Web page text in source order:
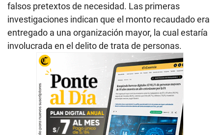
falsos pretextos de necesidad. Las primeras
investigaciones indican que el monto recaudado era
entregado a una organización mayor, la cual estaría
involucrada en el delito de trata de personas.